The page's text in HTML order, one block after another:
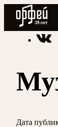
Радио Орфей
Радио
Дата